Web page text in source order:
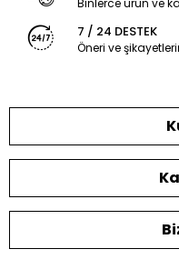
Binlerce ürün ve
7 / 24 DESTEK
Öneri ve